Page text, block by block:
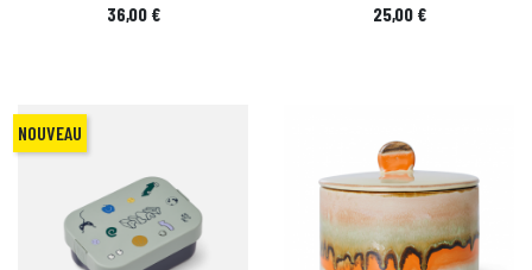
Prix
36,00 € Prix
25,00 €
NOUVEAU